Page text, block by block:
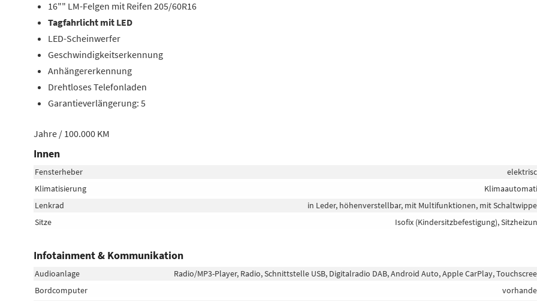
16"" LM-Felgen mit Reifen 205/60R16
Tagfahrlicht mit LED
LED-Scheinwerfer
Geschwindigkeitserkennung
Anhängererkennung
Drehtloses Telefonladen
Garantieverlängerung: 5
Jahre / 100.000 KM
Innen
Fensterheber
Klimatisierung
Lenkrad
in Leder, höhenverstellbar, mit Multifunktionen, mit
Sitze
Isofix (Kindersitzbefestigung),
Infotainment & Kommunikation
Audioanlage
Radio/MP3-Player, Radio, Schnittstelle USB, Digitalradio DAB, Android Auto, Apple CarPlay,
Bordcomputer